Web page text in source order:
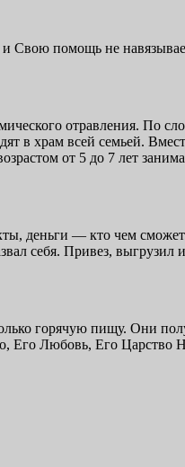
помощь не
отравления. По
в храм всей семьей.
от 5 до 7 лет
деньги — кто чем
себя. Привез,
горячую пищу. Они
Его Любовь, Его Царство